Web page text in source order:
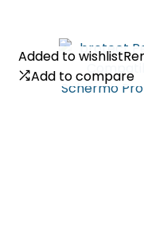
Added to wishlist
Add to compare
Added to wishlist
Add to compare